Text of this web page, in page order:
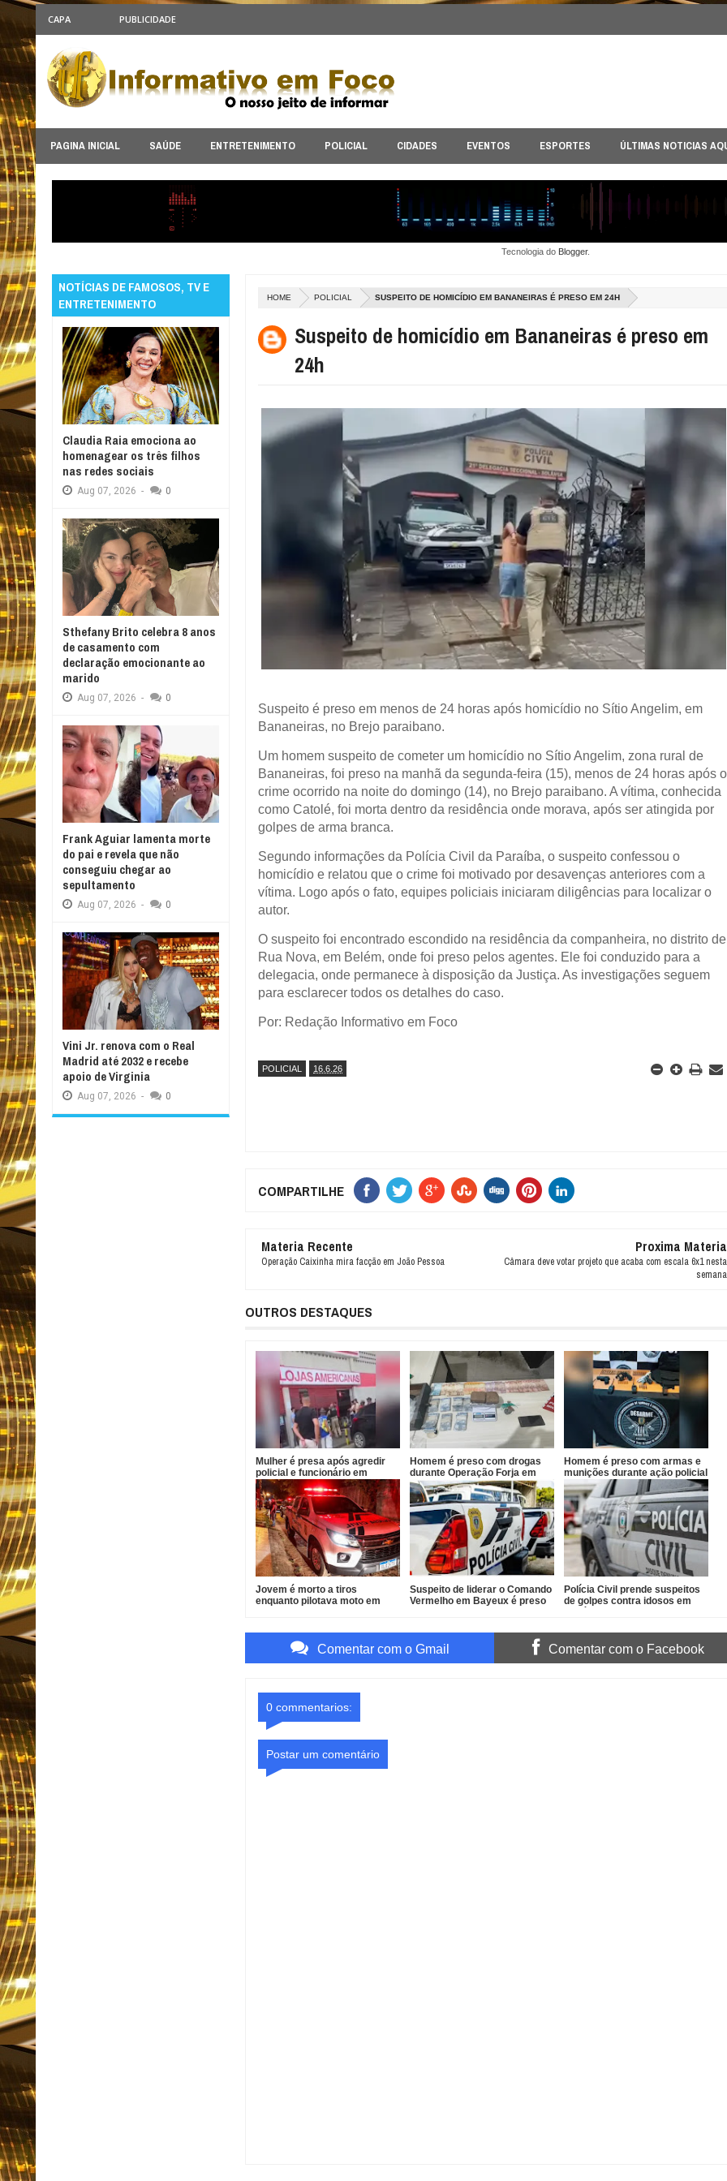
CAPA PUBLICIDADE
PAGINA INICIAL SAÚDE ENTRETENIMENTO POLICIAL CIDADES EVENTOS ESPORTES ÚLTIMAS NOTICIAS
Tecnologia do Blogger.
HOME POLICIAL SUSPEITO DE HOMICÍDIO EM BANANEIRAS É PRESO EM 24H
Suspeito de homicídio em Bananeiras é preso em
24h
Suspeito é preso em menos de 24 horas após homicídio no Sítio Angelim, em
Bananeiras, no Brejo paraibano.
Um homem suspeito de cometer um homicídio no Sítio Angelim, zona rural de
Bananeiras, foi preso na manhã da segunda-feira (15), menos de 24 horas após o
crime ocorrido na noite do domingo (14), no Brejo paraibano. A vítima, conhecida
como Catolé, foi morta dentro da residência onde morava, após ser atingida por
golpes de arma branca.
Segundo informações da Polícia Civil da Paraíba, o suspeito confessou o
homicídio e relatou que o crime foi motivado por desavenças anteriores com a
vítima. Logo após o fato, equipes policiais iniciaram diligências para localizar o
autor.
O suspeito foi encontrado escondido na residência da companheira, no distrito de
Rua Nova, em Belém, onde foi preso pelos agentes. Ele foi conduzido para a
delegacia, onde permanece à disposição da Justiça. As investigações seguem
para esclarecer todos os detalhes do caso.
Por: Redação Informativo em Foco
POLICIAL 16.6.26
COMPARTILHE
Materia Recente
Operação Caixinha mira facção em João Pessoa
Proxima Materia
Câmara deve votar projeto que acaba com escala 6x1 nesta
semana
OUTROS DESTAQUES
Mulher é presa após agredir
policial e funcionário em
Bayeux
Homem é preso com drogas
durante Operação Forja em
Santa Helena
Homem é preso com armas e
munições durante ação policial
no Conde
Jovem é morto a tiros
enquanto pilotava moto em
Suspeito de liderar o Comando
Vermelho em Bayeux é preso
Polícia Civil prende suspeitos
de golpes contra idosos em
Comentar com o Gmail Comentar com o Facebook
0 commentarios:
Postar um comentário
NOTÍCIAS DE FAMOSOS, TV E
ENTRETENIMENTO
Claudia Raia emociona ao
homenagear os três filhos
nas redes sociais
Aug 07, 2026 - 0
Sthefany Brito celebra 8 anos
de casamento com
declaração emocionante ao
marido
Aug 07, 2026 - 0
Frank Aguiar lamenta morte
do pai e revela que não
conseguiu chegar ao
sepultamento
Aug 07, 2026 - 0
Vini Jr. renova com o Real
Madrid até 2032 e recebe
apoio de Virginia
Aug 07, 2026 - 0